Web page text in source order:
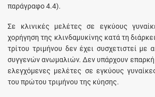
παράγραφο 4.4).
Σε κλινικές μελέτες σε εγκύους
χορήγηση της κλινδαμυκίνης κατά τη
τρίτου τριμήνου δεν έχει συσχετιστεί με
συγγενών ανωμαλιών. Δεν υπάρχουν
ελεγχόμενες μελέτες σε εγκύους
του πρώτου τριμήνου της κύησης.